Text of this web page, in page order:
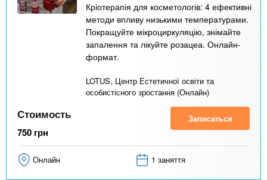
Кріотерапія для косметологів: 4 ефективні
методи впливу низькими температурами.
Покращуйте мікроциркуляцію, знімайте
запалення та лікуйте розацеа. Онлайн-
формат.
LOTUS, Центр Естетичної освіти та
особистісного зростання (Онлайн)
Стоимость
750 грн
Записаться
Онлайн 1 заняття